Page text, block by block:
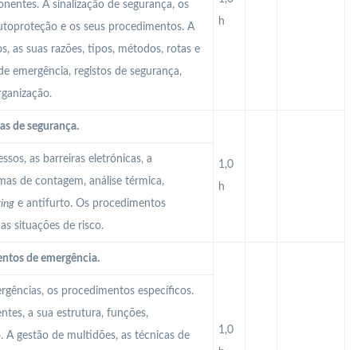
h
A sinalização de segurança, os
e os seus procedimentos. A
as suas razões, tipos, métodos, rotas e
emergência, registos de segurança,
de segurança.
1,0
h
as barreiras eletrónicas, a
de contagem, análise térmica,
e antifurto. Os procedimentos
situações de risco.
de emergência.
1,0
os procedimentos específicos.
a sua estrutura, funções,
A gestão de multidões, as técnicas de